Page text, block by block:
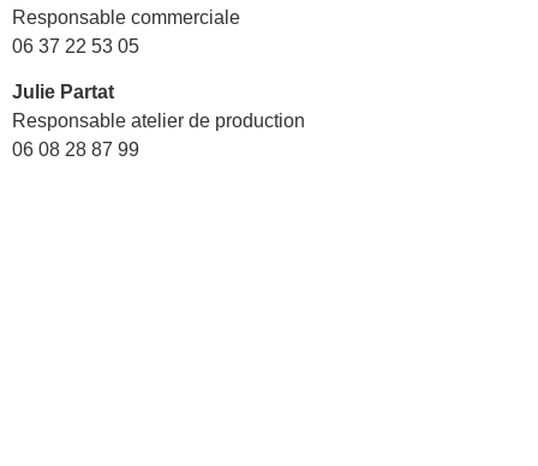
Responsable commerciale
06 37 22 53 05
Julie Partat
Responsable atelier de production
06 08 28 87 99